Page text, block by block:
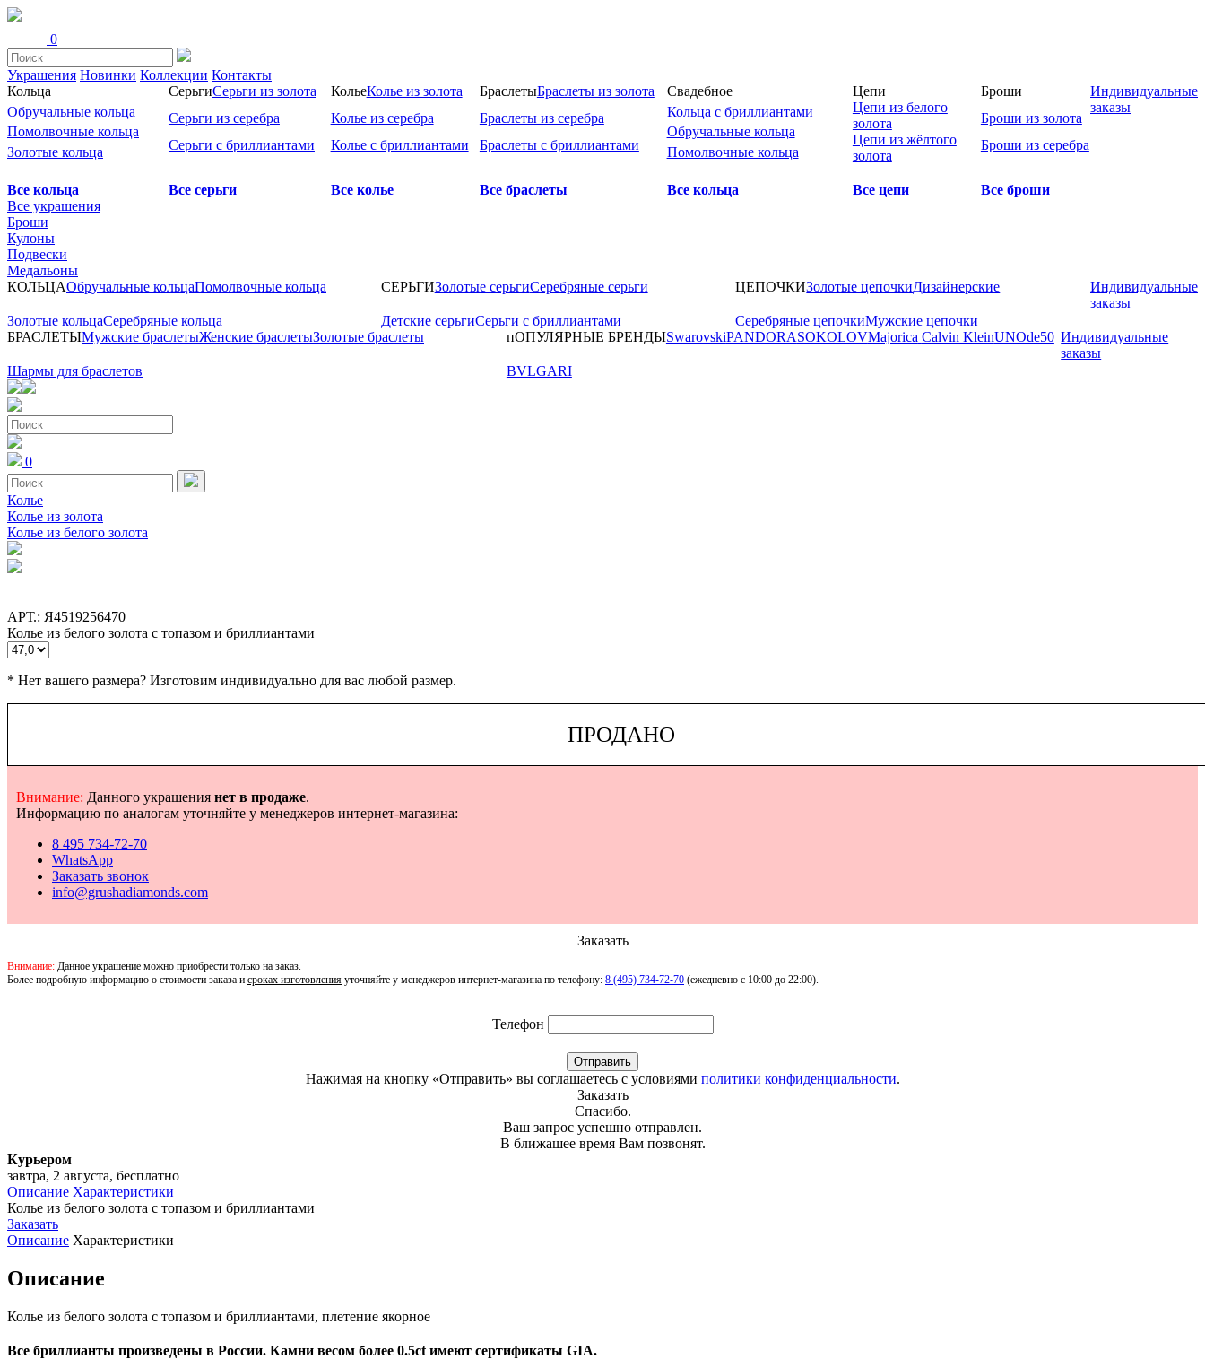
0
Украшения Новинки Коллекции Контакты
Кольца
Обручальные кольца
Помолвочные кольца
Золотые кольца
Все кольца
СерьгиСерьги из золота
Серьги из серебра
Серьги с бриллиантами
Все серьги
КольеКолье из золота
Колье из серебра
Колье с бриллиантами
Все колье
БраслетыБраслеты из золота
Браслеты из серебра
Браслеты с бриллиантами
Все браслеты
Свадебное
Кольца с бриллиантами
Обручальные кольца
Помолвочные кольца
Все кольца
Цепи
Цепи из белого
золота
Цепи из жёлтого
золота
Все цепи
Броши
Броши из золота
Броши из серебра
Все броши
Индивидуальные
заказы
Все украшения
Броши
Кулоны
Подвески
Медальоны
КОЛЬЦАОбручальные кольцаПомолвочные кольца
Золотые кольцаСеребряные кольца
СЕРЬГИЗолотые серьгиСеребряные серьги
Детские серьгиСерьги с бриллиантами
ЦЕПОЧКИЗолотые цепочкиДизайнерские
Серебряные цепочкиМужские цепочки
Индивидуальные
заказы
БРАСЛЕТЫМужские браслетыЖенские браслетыЗолотые браслеты
Шармы для браслетов
пОПУЛЯРНЫЕ БРЕНДЫSwarovskiPANDORASOKOLOVMajorica Calvin KleinUNOde50
BVLGARI
Индивидуальные
заказы
0
Колье
Колье из золота
Колье из белого золота
АРТ.: Я4519256470
Колье из белого золота с топазом и бриллиантами
* Нет вашего размера? Изготовим индивидуально для вас любой размер.
ПРОДАНО
Внимание: Данного украшения нет в продаже.
Информацию по аналогам уточняйте у менеджеров интернет-магазина:
8 495 734-72-70
WhatsApp
Заказать звонок
info@grushadiamonds.com
Заказать
Внимание: Данное украшение можно приобрести только на заказ.
Более подробную информацию о стоимости заказа и сроках изготовления уточняйте у менеджеров интернет-магазина по телефону: 8 (495) 734-72-70 (ежедневно с 10:00 до 22:00).
Телефон
Отправить
Нажимая на кнопку «Отправить» вы соглашаетесь с условиями политики конфиденциальности.
Заказать
Спасибо.
Ваш запрос успешно отправлен.
В ближашее время Вам позвонят.
Курьером
завтра, 2 августа, бесплатно
Описание Характеристики
Колье из белого золота с топазом и бриллиантами
Заказать
Описание Характеристики
Описание
Колье из белого золота с топазом и бриллиантами, плетение якорное
Все бриллианты произведены в России. Камни весом более 0.5ct имеют сертификаты GIA.